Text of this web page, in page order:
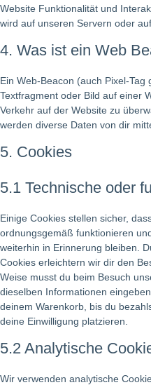
Website Funktionalität und
wird auf unseren Servern oder
4. Was ist ein Web
Ein Web-Beacon (auch Pixel-
Textfragment oder Bild auf einer
Verkehr auf der Website zu
werden diverse Daten von dir
5. Cookies
5.1 Technische oder
Einige Cookies stellen sicher,
ordnungsgemäß funktionieren
weiterhin in Erinnerung bleiben.
Cookies erleichtern wir dir den
Weise musst du beim Besuch
dieselben Informationen
deinem Warenkorb, bis du
deine Einwilligung platzieren.
5.2 Analytische
Wir verwenden analytische